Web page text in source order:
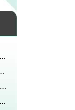
Hvor lenge må du vente før du kan tisse etter sex og når du prøver å bli gravid?
på urinnivået i serum?
Bekken øvelser for interstitiell cystitt
Gjør det vondt å få en transoperasjon?